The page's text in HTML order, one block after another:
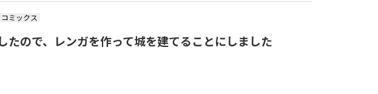
ミックス
たので、レンガを作って城を建てることにしました